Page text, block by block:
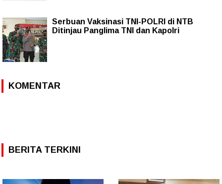
Serbuan Vaksinasi TNI-POLRI di NTB
Ditinjau Panglima TNI dan Kapolri
KOMENTAR
BERITA TERKINI